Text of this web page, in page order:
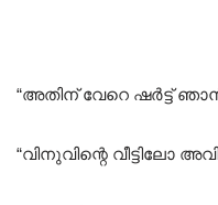
“അതിന് വേറെ ഷർട്ട്‌ ഞാൻ
“വിനുവിന്റെ വീട്ടിലോ